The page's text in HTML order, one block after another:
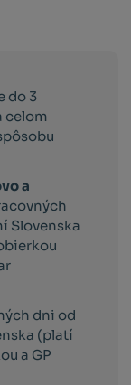
do 3
celom
a
Slovenska
dni od
(platí
a GP